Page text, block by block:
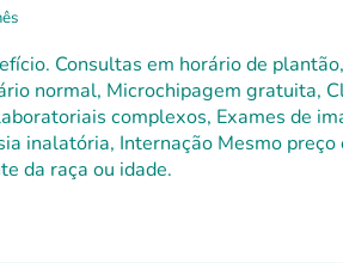
Consultas em horário de
normal, Microchipagem gratuita,
complexos, Exames de
inalatória, Internação Mesmo
da raça ou idade.